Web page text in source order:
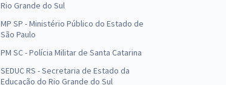
Rio Grande do Sul
MP SP - Ministério Público do Estado de
São Paulo
PM SC - Polícia Militar de Santa Catarina
SEDUC RS - Secretaria de Estado da
Educação do Rio Grande do Sul